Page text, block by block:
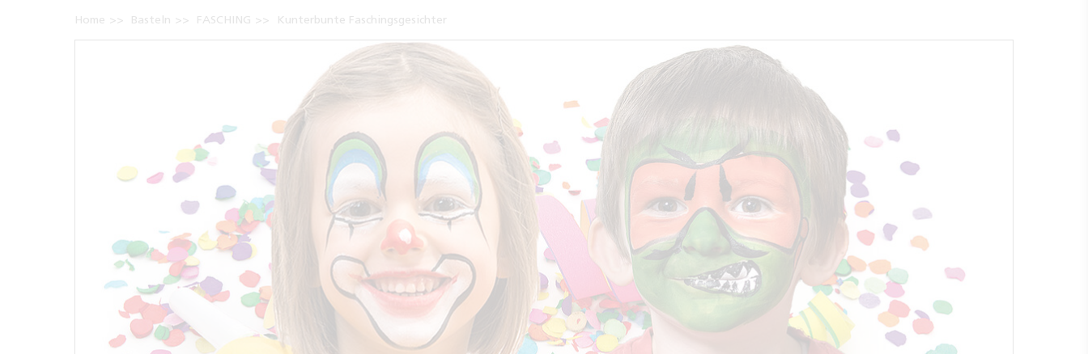
Home Basteln FASCHING Kunterbunte Faschingsgesichter